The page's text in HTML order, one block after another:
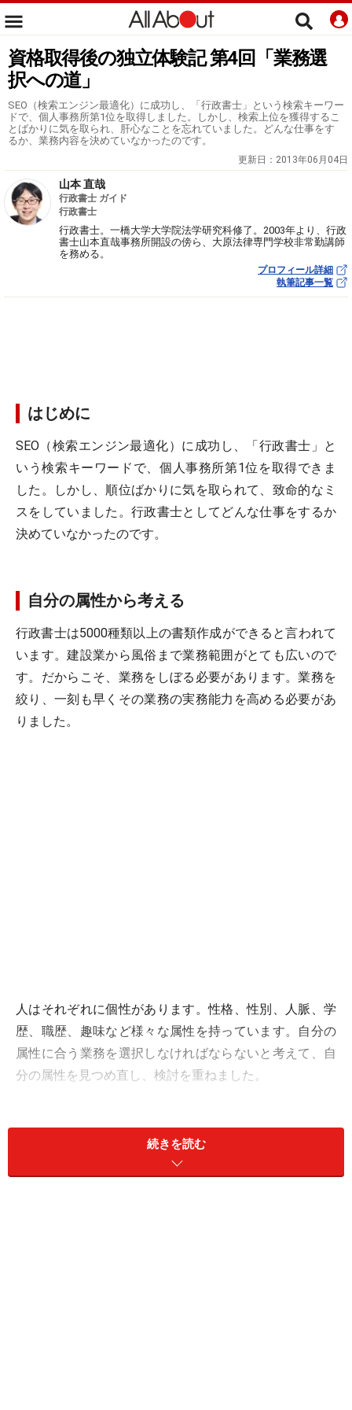
資格取得後の独立体験記 第4回「業務選
択への道」
SEO（検索エンジン最適化）に成功し、「行政書士」という検索キーワー
ドで、個人事務所第1位を取得しました。しかし、検索上位を獲得するこ
とばかりに気を取られ、肝心なことを忘れていました。どんな仕事をす
るか、業務内容を決めていなかったのです。
更新日： 2013年06月04日
山本 直哉
行政書士 ガイド
行政書士
行政書士。一橋大学大学院法学研究科修了。2003年より、行政
書士山本直哉事務所開設の傍ら、大原法律専門学校非常勤講師
を務める。
プロフィール詳細
執筆記事一覧
はじめに
SEO（検索エンジン最適化）に成功し、「行政書士」と
いう検索キーワードで、個人事務所第1位を取得できま
した。しかし、順位ばかりに気を取られて、致命的なミ
スをしていました。行政書士としてどんな仕事をするか
決めていなかったのです。
自分の属性から考える
行政書士は5000種類以上の書類作成ができると言われて
います。建設業から風俗まで業務範囲がとても広いので
す。だからこそ、業務をしぼる必要があります。業務を
絞り、一刻も早くその業務の実務能力を高める必要があ
りました。
人はそれぞれに個性があります。性格、性別、人脈、学
歴、職歴、趣味など様々な属性を持っています。自分の
属性に合う業務を選択しなければならないと考えて、自
分の属性を見つめ直し、検討を重ねました。
な仕事を選択しては駄目」だと思いました。新米で、資
本がなく、特別な人脈もない、そんな弱小事務所が、み
続きを読む